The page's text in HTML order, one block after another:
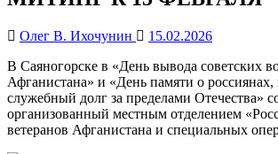
Олег В. Ихочунин
15.02.2026
В Саяногорске в «День вывода советских
Афганистана» и «День памяти о
служебный долг за пределами Отечества»
организованный местным отделением
ветеранов Афганистана и специальных